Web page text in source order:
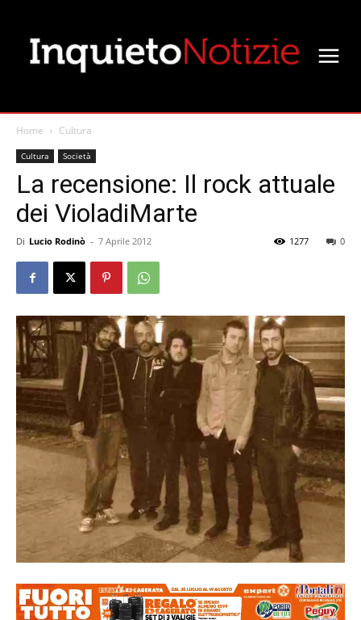
Home Cultura
Cultura Società
La recensione: Il rock attuale
dei VioladiMarte
Di Lucio Rodinò - 7 Aprile 2012 0
1277